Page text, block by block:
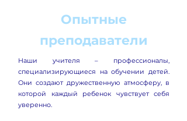
Опытные
преподаватели
Наши учителя – профессионалы,
специализирующиеся на обучении детей.
Они создают дружественную атмосферу, в
которой каждый ребенок чувствует себя
уверенно.